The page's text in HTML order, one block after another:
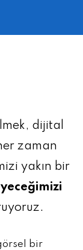
dijital
zaman
yakın bir
bir